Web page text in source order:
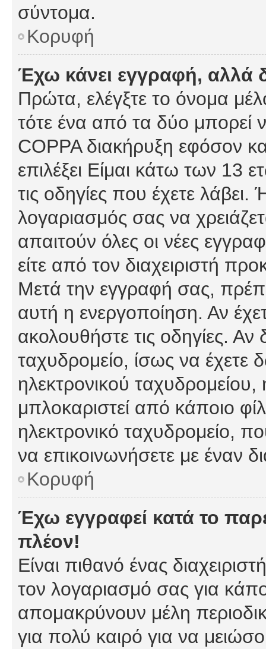
σύντομα.
Κορυφή
Έχω κάνει εγγραφή,
Πρώτα, ελέγξτε το όνομα
τότε ένα από τα δύο μπορεί
COPPA διακήρυξη εφόσον
επιλέξει Είμαι κάτω των 13
τις οδηγίες που έχετε λάβει.
λογαριασμός σας να
απαιτούν όλες οι νέες
είτε από τον διαχειριστή
Μετά την εγγραφή σας,
αυτή η ενεργοποίηση. Αν
ακολουθήστε τις οδηγίες. Αν
ταχυδρομείο, ίσως να έχετε
ηλεκτρονικού ταχυδρομείου,
μπλοκαριστεί από κάποιο
ηλεκτρονικό ταχυδρομείο,
να επικοινωνήσετε με έναν
Κορυφή
Έχω εγγραφεί κατά το
πλέον!
Είναι πιθανό ένας
τον λογαριασμό σας για
απομακρύνουν μέλη
για πολύ καιρό για να